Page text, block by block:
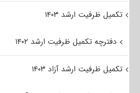
تکمیل ظرفیت ارشد ۱۴۰۳
دفترچه تکمیل ظرفیت ارشد ۱۴۰۲
تکمیل ظرفیت ارشد آزاد ۱۴۰۳